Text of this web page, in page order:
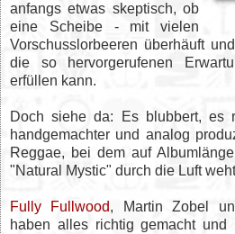
anfangs etwas skeptisch, ob
eine Scheibe - mit vielen
Vorschusslorbeeren überhäuft
die so hervorgerufenen
erfüllen kann.
Doch siehe da: Es blubbert, es
handgemachter und analog
Reggae, bei dem auf
"Natural Mystic" durch die Luft
Fully Fullwood, Martin Zobel
haben alles richtig gemacht